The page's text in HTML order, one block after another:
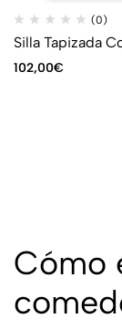
(0)
Silla Tapizada
102,00€
Cómo